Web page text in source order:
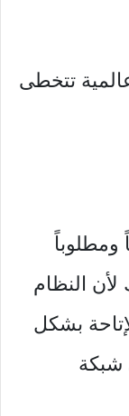
تتخطى
ومطلوباً
لأن النظام
بشكل
شبكة